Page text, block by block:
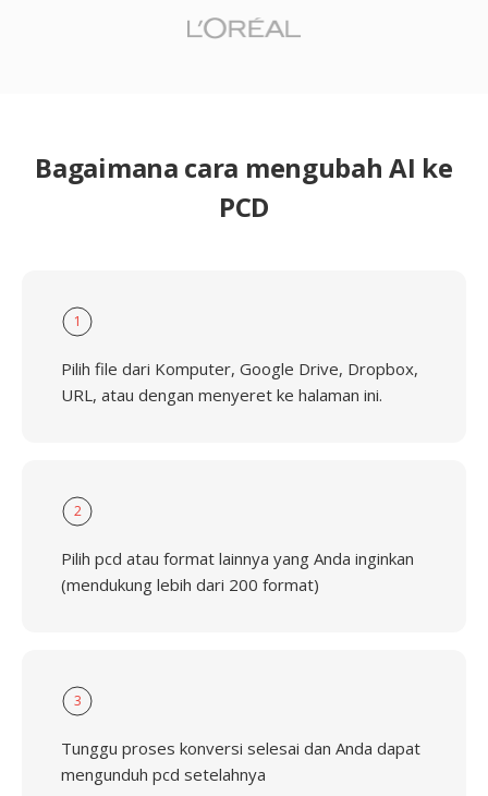
Bagaimana cara mengubah AI ke
PCD
1
Pilih file dari Komputer, Google Drive, Dropbox,
URL, atau dengan menyeret ke halaman ini.
2
Pilih pcd atau format lainnya yang Anda inginkan
(mendukung lebih dari 200 format)
3
Tunggu proses konversi selesai dan Anda dapat
mengunduh pcd setelahnya